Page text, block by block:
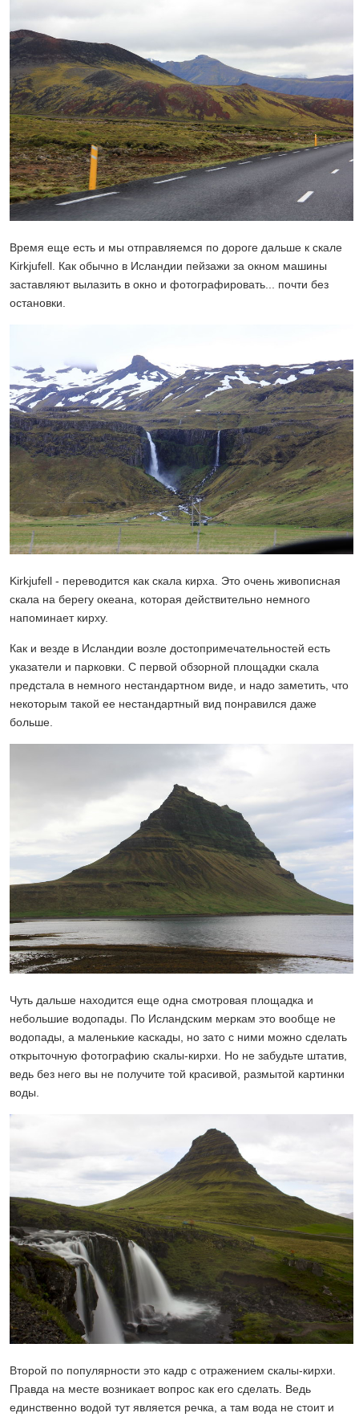
Время еще есть и мы отправляемся по дороге дальше к скале
Kirkjufell. Как обычно в Исландии пейзажи за окном машины
заставляют вылазить в окно и фотографировать... почти без
остановки.
Kirkjufell - переводится как скала кирха. Это очень живописная
скала на берегу океана, которая действительно немного
напоминает кирху.
Как и везде в Исландии возле достопримечательностей есть
указатели и парковки. С первой обзорной площадки скала
предстала в немного нестандартном виде, и надо заметить, что
некоторым такой ее нестандартный вид понравился даже
больше.
Чуть дальше находится еще одна смотровая площадка и
небольшие водопады. По Исландским меркам это вообще не
водопады, а маленькие каскады, но зато с ними можно сделать
открыточную фотографию скалы-кирхи. Но не забудьте штатив,
ведь без него вы не получите той красивой, размытой картинки
воды.
Второй по популярности это кадр с отражением скалы-кирхи.
Правда на месте возникает вопрос как его сделать. Ведь
единственно водой тут является речка, а там вода не стоит и